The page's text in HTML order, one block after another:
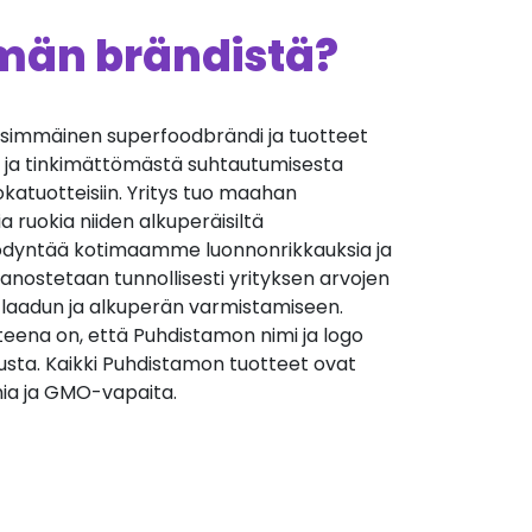
brändistä?
superfoodbrändi ja tuotteet
tinkimättömästä suhtautumisesta
Yritys tuo maahan
ruokia niiden alkuperäisiltä
kotimaamme luonnonrikkauksia ja
tunnollisesti yrityksen arvojen
ja alkuperän varmistamiseen.
on, että Puhdistamon nimi ja logo
Kaikki Puhdistamon tuotteet ovat
ja GMO-vapaita.